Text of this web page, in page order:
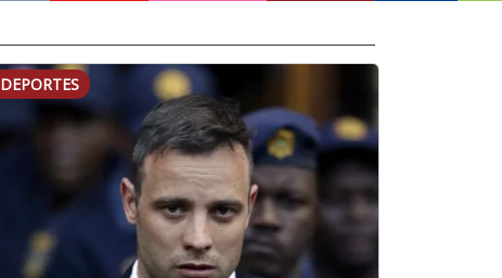
DEPORTES